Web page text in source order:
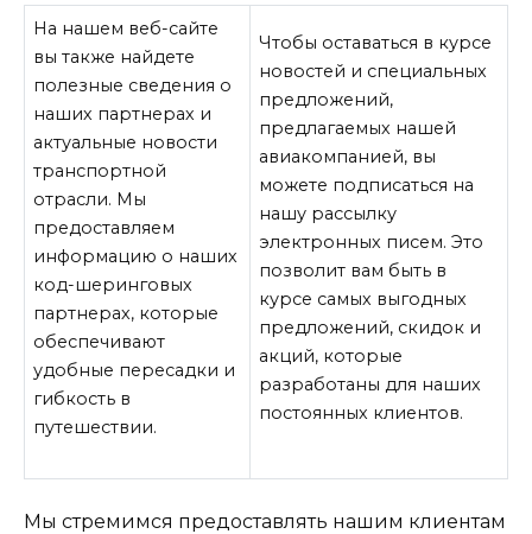
На нашем веб-сайте
вы также найдете
полезные сведения о
наших партнерах и
актуальные новости
транспортной
отрасли. Мы
предоставляем
информацию о наших
код-шеринговых
партнерах, которые
обеспечивают
удобные пересадки и
гибкость в
путешествии.
Чтобы оставаться в курсе
новостей и специальных
предложений,
предлагаемых нашей
авиакомпанией, вы
можете подписаться на
нашу рассылку
электронных писем. Это
позволит вам быть в
курсе самых выгодных
предложений, скидок и
акций, которые
разработаны для наших
постоянных клиентов.
Мы стремимся предоставлять нашим клиентам